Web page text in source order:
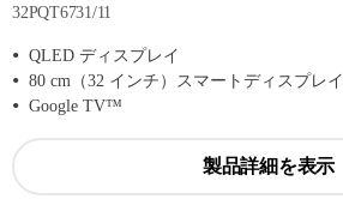
32PQT6731/11
QLED ディスプレイ
80 cm（32 インチ）スマートディスプレイ
Google TV™
製品詳細を表示